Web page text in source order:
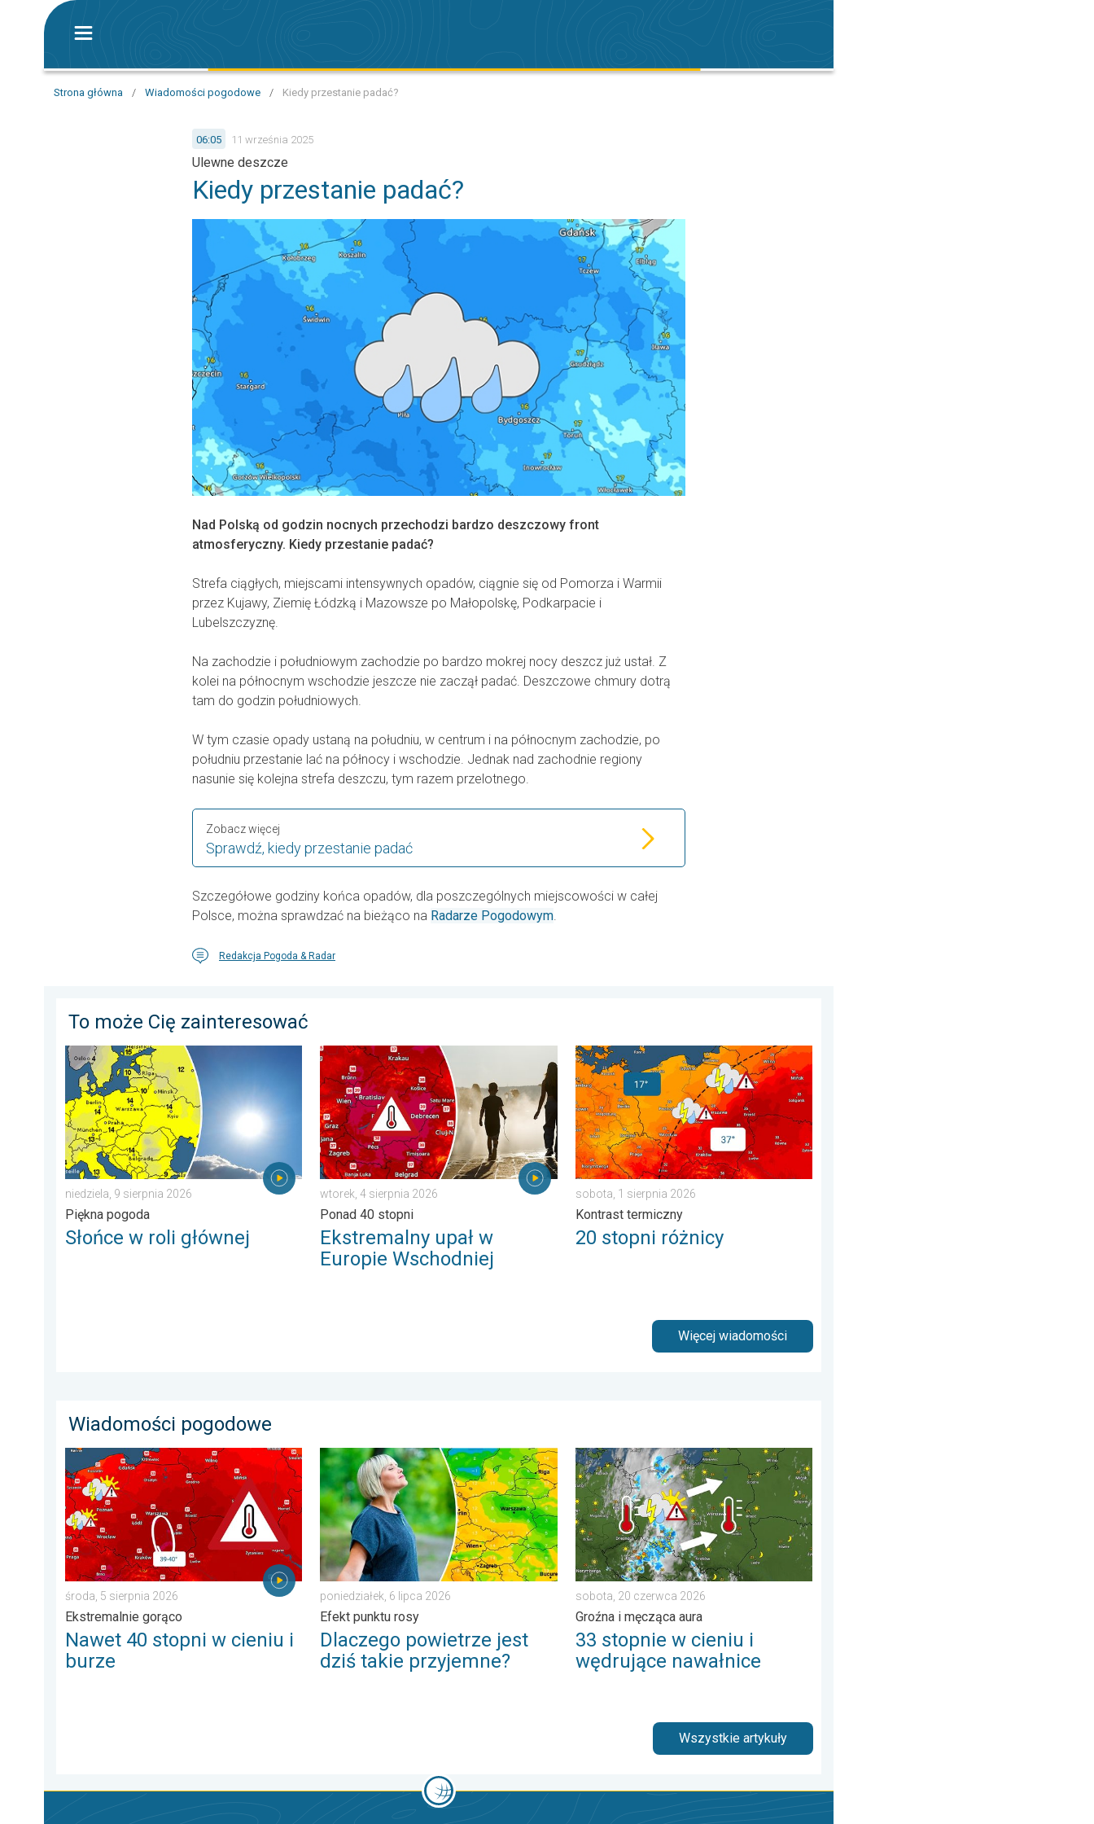
Strona główna / Wiadomości pogodowe / Kiedy przestanie padać?
06:05 11 września 2025
Ulewne deszcze
Kiedy przestanie padać?
Nad Polską od godzin nocnych przechodzi bardzo deszczowy front
atmosferyczny. Kiedy przestanie padać?
Strefa ciągłych, miejscami intensywnych opadów, ciągnie się od Pomorza i Warmii
przez Kujawy, Ziemię Łódzką i Mazowsze po Małopolskę, Podkarpacie i
Lubelszczyznę.
Na zachodzie i południowym zachodzie po bardzo mokrej nocy deszcz już ustał. Z
kolei na północnym wschodzie jeszcze nie zaczął padać. Deszczowe chmury dotrą
tam do godzin południowych.
W tym czasie opady ustaną na południu, w centrum i na północnym zachodzie, po
południu przestanie lać na północy i wschodzie. Jednak nad zachodnie regiony
nasunie się kolejna strefa deszczu, tym razem przelotnego.
Sprawdź, kiedy przestanie padać
Zobacz więcej
Szczegółowe godziny końca opadów, dla poszczególnych miejscowości w całej
Polsce, można sprawdzać na bieżąco na Radarze Pogodowym.
Redakcja Pogoda & Radar
To może Cię zainteresować
Słońce w roli głównej. Piękna pogoda. . . niedziela, 9 sierpnia 2026
niedziela, 9 sierpnia 2026
Piękna pogoda
Słońce w roli głównej
Ekstremalny upał w Europie Wschodniej. Ponad 40 stopni. . . wtorek, 4 sierpnia 2026
wtorek, 4 sierpnia 2026
Ponad 40 stopni
Ekstremalny upał w
Europie Wschodniej
20 stopni różnicy. Kontrast termiczny. . . sobota, 1 sierpnia 2026
sobota, 1 sierpnia 2026
Kontrast termiczny
20 stopni różnicy
Więcej wiadomości
Wiadomości pogodowe
Nawet 40 stopni w cieniu i burze. Ekstremalnie gorąco. . . środa, 5 sierpnia 2026
środa, 5 sierpnia 2026
Ekstremalnie gorąco
Nawet 40 stopni w cieniu i
burze
Dlaczego powietrze jest dziś takie przyjemne?. Efekt punktu rosy. . . poniedziałek, 6 lipca 2026
poniedziałek, 6 lipca 2026
Efekt punktu rosy
Dlaczego powietrze jest
dziś takie przyjemne?
33 stopnie w cieniu i wędrujące nawałnice. Groźna i męcząca aura. . . sobota, 20 czerwca
sobota, 20 czerwca 2026
Groźna i męcząca aura
33 stopnie w cieniu i
wędrujące nawałnice
Wszystkie artykuły